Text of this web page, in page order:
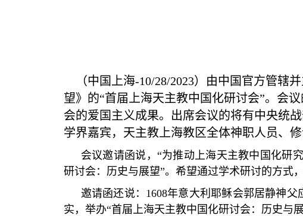
（中国上海-10/28/2023）由中国官方管辖
望》的“首届上海天主教中国化研讨会”。会
会的爱国主义成果。出席会议的将有中央统
学界嘉宾，天主教上海教区全体神职人员、
会议邀请函说， “为推动上海天主教中国化研
研讨会：历史与展望”。希望通过学术研讨的方式
邀请函还说： 1608年意大利耶稣会郭居静神父
实，举办“首届上海天主教中国化研讨会：历史与